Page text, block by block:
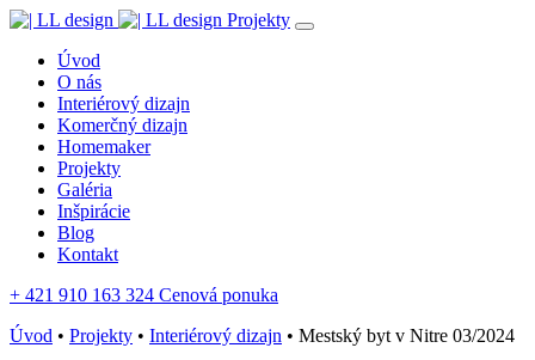
Projekty
Úvod
O nás
Interiérový dizajn
Komerčný dizajn
Homemaker
Projekty
Galéria
Inšpirácie
Blog
Kontakt
+ 421 910 163 324 Cenová ponuka
Úvod • Projekty • Interiérový dizajn • Mestský byt v Nitre 03/2024